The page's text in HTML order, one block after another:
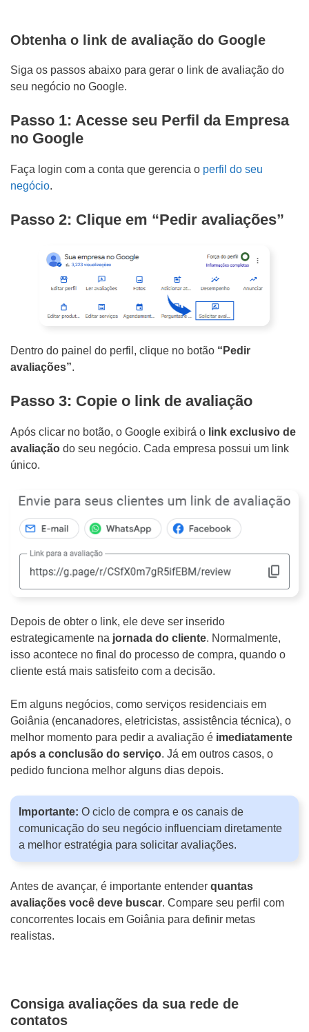
Obtenha o link de avaliação do Google
Siga os passos abaixo para gerar o link de avaliação do
seu negócio no Google.
Passo 1: Acesse seu Perfil da Empresa
no Google
Faça login com a conta que gerencia o perfil do seu
negócio.
Passo 2: Clique em “Pedir avaliações”
Dentro do painel do perfil, clique no botão “Pedir
avaliações”.
Passo 3: Copie o link de avaliação
Após clicar no botão, o Google exibirá o link exclusivo de
avaliação do seu negócio. Cada empresa possui um link
único.
Depois de obter o link, ele deve ser inserido
estrategicamente na jornada do cliente. Normalmente,
isso acontece no final do processo de compra, quando o
cliente está mais satisfeito com a decisão.
Em alguns negócios, como serviços residenciais em
Goiânia (encanadores, eletricistas, assistência técnica), o
melhor momento para pedir a avaliação é imediatamente
após a conclusão do serviço. Já em outros casos, o
pedido funciona melhor alguns dias depois.
Importante: O ciclo de compra e os canais de
comunicação do seu negócio influenciam diretamente
a melhor estratégia para solicitar avaliações.
Antes de avançar, é importante entender quantas
avaliações você deve buscar. Compare seu perfil com
concorrentes locais em Goiânia para definir metas
realistas.
Consiga avaliações da sua rede de
contatos
n
s
e
a
h
e
s
d
o
r
o
j
e
o